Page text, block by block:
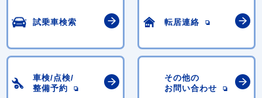
試乗車検索 転居連絡
車検/点検/
整備予約
その他の
お問い合わせ